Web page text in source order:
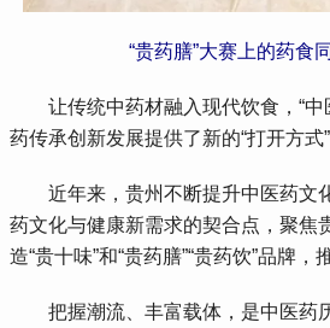
“贵药膳”大赛上的药食
让传统中药材融入现代饮食，“中
药传承创新发展提供了新的“打开方式”
近年来，贵州不断提升中医药文化
药文化与健康新需求的契合点，聚焦
造“贵十味”和“贵药膳”“贵药饮”品牌，
把握潮流、丰富载体，是中医药